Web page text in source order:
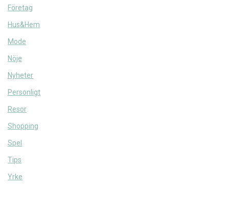
Företag
Hus&Hem
Mode
Nöje
Nyheter
Personligt
Resor
Shopping
Spel
Tips
Yrke